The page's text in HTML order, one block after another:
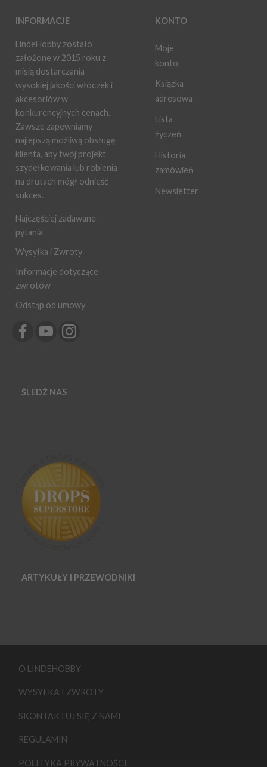
INFORMACJE
LindeHobby zostało
założone w 2015 roku z
misją dostarczania
wysokiej jakości włóczek i
akcesoriów w
konkurencyjnych cenach.
Zawsze zapewniamy
najlepszą możliwą obsługę
klienta, aby twój projekt
szydełkowania lub robienia
na drutach mógł odnieść
sukces.
Najczęściej zadawane
pytania
Wysyłka i Zwroty
Informacje dotyczące
zwrotów
Odstąp od umowy
KONTO
Moje
konto
Książka
adresowa
Lista
życzeń
Historia
zamówień
Newsletter
ŚLEDŹ NAS
ARTYKUŁY I PRZEWODNIKI
O LINDEHOBBY
WYSYŁKA I ZWROTY
SKONTAKTUJ SIĘ Z NAMI
REGULAMIN
POLITYKA PRYWATNOŚCI